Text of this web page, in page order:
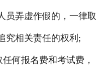
员弄虚作假的，一律取
究相关责任的权利;
何报名费和考试费，